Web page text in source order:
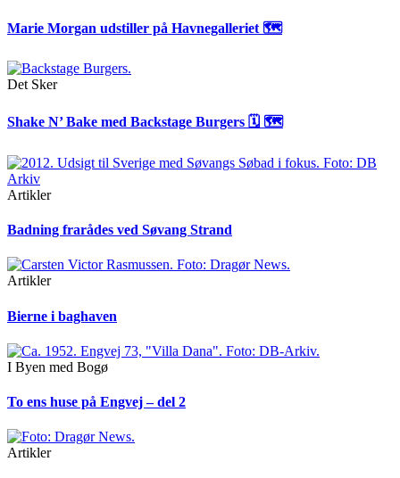
Marie Morgan udstiller på Havnegalleriet 🗺
Det Sker
Shake N’ Bake med Backstage Burgers 🗓 🗺
Artikler
Badning frarådes ved Søvang Strand
Artikler
Bierne i baghaven
I Byen med Bogø
To ens huse på Engvej – del 2
Artikler